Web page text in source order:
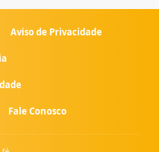
Aviso de Privacidade
Fale Conosco